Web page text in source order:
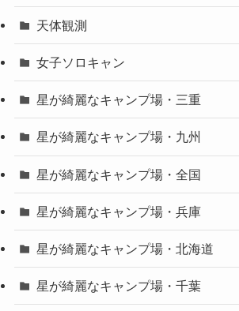
天体観測
女子ソロキャン
星が綺麗なキャンプ場・三重
星が綺麗なキャンプ場・九州
星が綺麗なキャンプ場・全国
星が綺麗なキャンプ場・兵庫
星が綺麗なキャンプ場・北海道
星が綺麗なキャンプ場・千葉